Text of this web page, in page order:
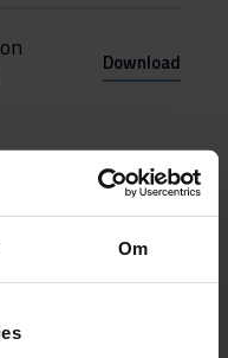
Om
Download
Download
og